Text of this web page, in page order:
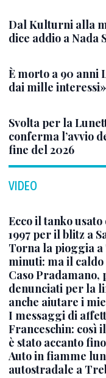
Dal Kulturni alla
dice addio a Nada
È morto a 90 anni
dai mille interessi»
Svolta per la
conferma l’avvio
fine del 2026
VIDEO
Ecco il tanko
1997 per il blitz a
Torna la pioggia
minuti: ma il
Caso
denunciati per la
anche aiutare i
I messaggi di
Franceschin: così
è stato accanto
Auto in fiamme
autostradale a